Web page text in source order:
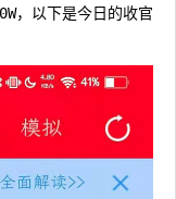
，以下是今日的收官